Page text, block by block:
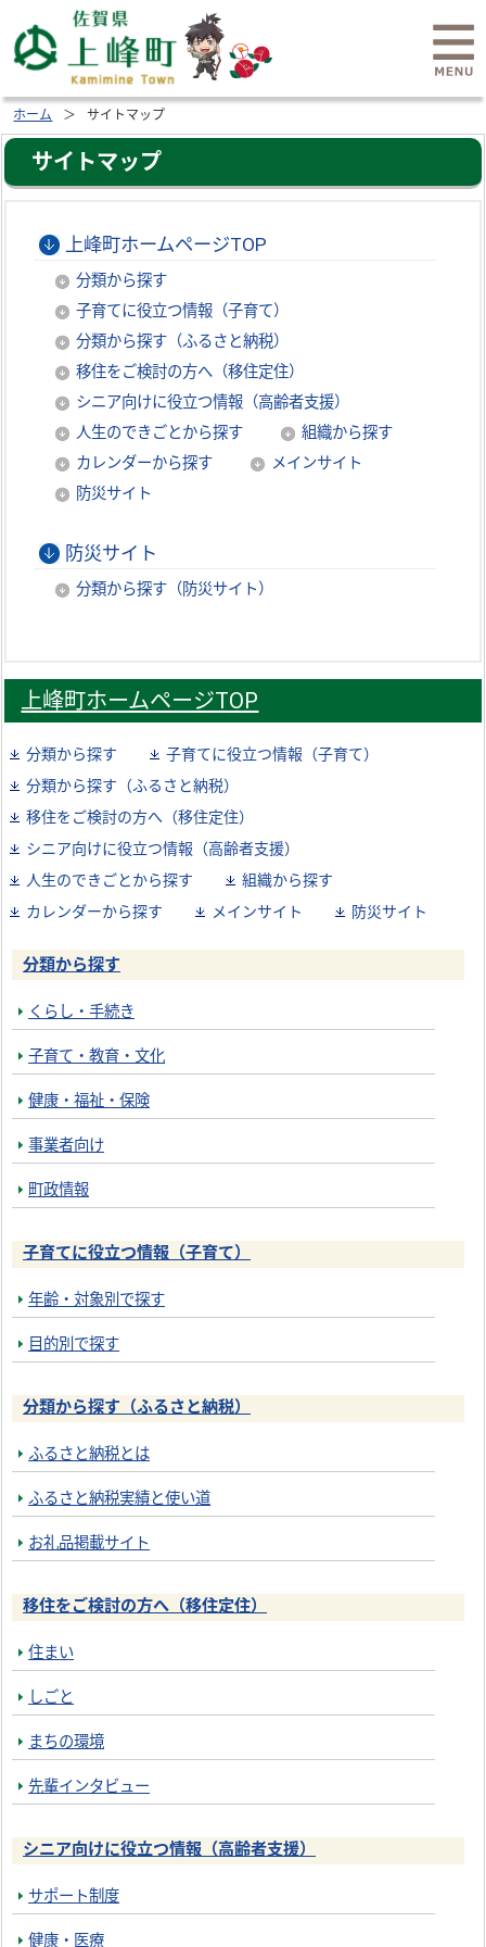
ホーム サイトマップ
サイトマップ
上峰町ホームページTOP
分類から探す
子育てに役立つ情報（子育て）
分類から探す（ふるさと納税）
移住をご検討の方へ（移住定住）
シニア向けに役立つ情報（高齢者支援）
人生のできごとから探す
組織から探す
カレンダーから探す
メインサイト
防災サイト
防災サイト
分類から探す（防災サイト）
上峰町ホームページTOP
分類から探す
子育てに役立つ情報（子育て）
分類から探す（ふるさと納税）
移住をご検討の方へ（移住定住）
シニア向けに役立つ情報（高齢者支援）
人生のできごとから探す
組織から探す
カレンダーから探す
メインサイト 防災サイト
分類から探す
くらし・手続き
子育て・教育・文化
健康・福祉・保険
事業者向け
町政情報
子育てに役立つ情報（子育て）
年齢・対象別で探す
目的別で探す
分類から探す（ふるさと納税）
ふるさと納税とは
ふるさと納税実績と使い道
お礼品掲載サイト
移住をご検討の方へ（移住定住）
住まい
しごと
まちの環境
先輩インタビュー
シニア向けに役立つ情報（高齢者支援）
サポート制度
健康・医療